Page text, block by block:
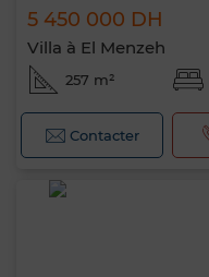
5 450 000 DH
Villa à El Menzeh
257 m²
Contacter